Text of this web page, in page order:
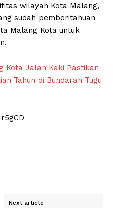
wilayah Kota Malang,
sudah pemberitahuan
Malang Kota untuk
Kota Jalan Kaki Pastikan
Tahun di Bundaran Tugu
Next article